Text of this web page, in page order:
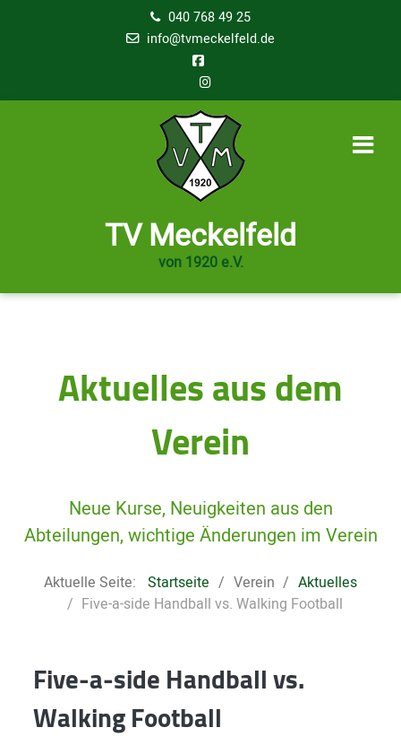
040 768 49 25
info@tvmeckelfeld.de
TV Meckelfeld
von 1920 e.V.
Aktuelles aus dem
Verein
Neue Kurse, Neuigkeiten aus den
Abteilungen, wichtige Änderungen im Verein
Aktuelle Seite: Startseite Verein
Aktuelles
Five-a-side Handball vs. Walking Football
Five-a-side Handball vs.
Walking Football